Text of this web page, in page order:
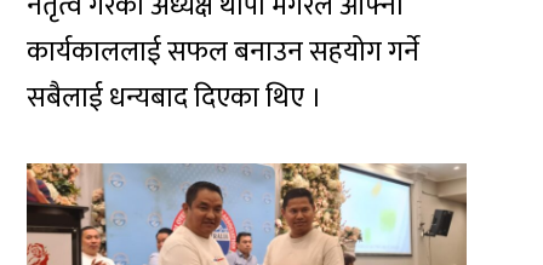
कार्यकाललाई सफल बनाउन सहयोग गर्ने
सबैलाई धन्यबाद दिएका थिए ।